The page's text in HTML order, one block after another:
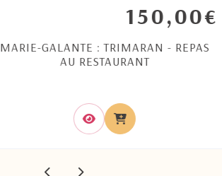
180,00€
DÉCORATION PREMIUM